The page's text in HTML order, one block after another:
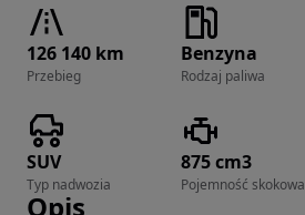
126 140 km
Przebieg
Benzyna
Rodzaj paliwa
SUV
Typ nadwozia
875 cm3
Pojemność skokowa
Opis